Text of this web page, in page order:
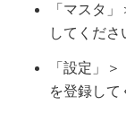
「マスタ
してくださ
「設定」
を登録して